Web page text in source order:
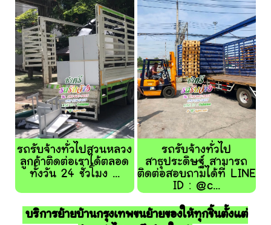
รถรับจ้างทั่วไปสวนหลวง
ลูกค้าติดต่อเราได้ตลอด
ทั้งวัน 24 ชั่วโมง ...
รถรับจ้างทั่วไป
สาธุประดิษฐ์ สามารถ
ติดต่อสอบถามได้ที่ LINE
ID : @c...
บริการย้ายบ้านกรุงเทพขนย้ายของให้ทุกชิ้นตั้งแต่